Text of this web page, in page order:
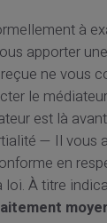
à
apporter
ne vous
le
est là
— Il vous
en
À titre